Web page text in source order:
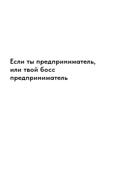
Если ты предприниматель,
или твой босс
предприниматель